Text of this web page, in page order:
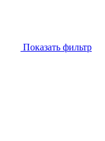
Показать фильтр